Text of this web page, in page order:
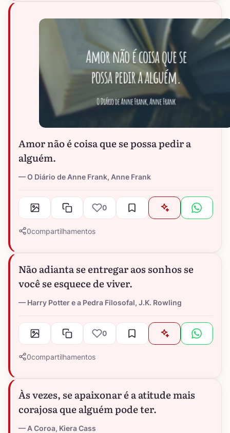
Amor não é coisa que se possa pedir a
alguém.
O Diário de Anne Frank, Anne Frank
0
0compartilhamentos
Não adianta se entregar aos sonhos se
você se esquece de viver.
Harry Potter e a Pedra Filosofal, J.K. Rowling
0
0compartilhamentos
Às vezes, se apaixonar é a atitude mais
corajosa que alguém pode ter.
A Coroa, Kiera Cass